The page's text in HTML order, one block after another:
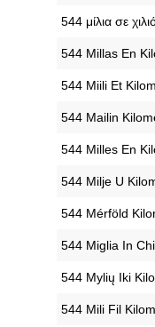
‎544 μίλια σε
‎544 Millas En
‎544 Miili Et
‎544 Mailin
‎544 Milles En
‎544 Milje U
‎544 Mérföld
‎544 Miglia In
‎544 Mylių Iki
‎544 Mili Fil